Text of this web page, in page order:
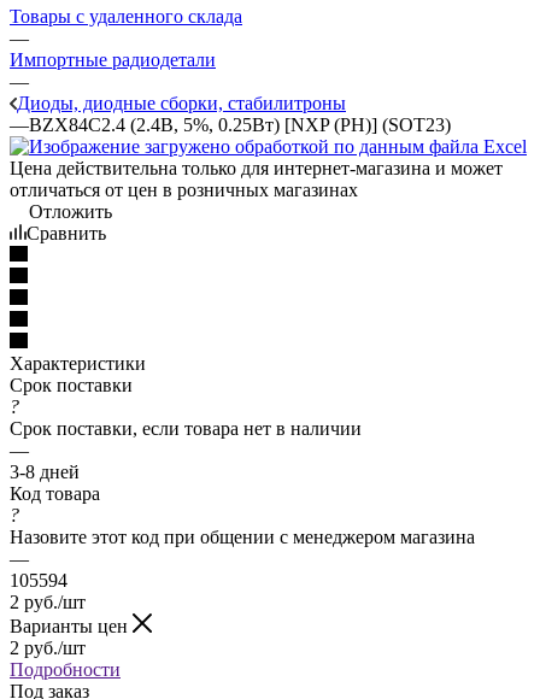
Товары с удаленного склада
—
Импортные радиодетали
—
Диоды, диодные сборки, стабилитроны
—BZX84C2.4 (2.4В, 5%, 0.25Вт) [NXP (PH)] (SOT23)
Цена действительна только для интернет-магазина и может
отличаться от цен в розничных магазинах
Отложить
Сравнить
Характеристики
Срок поставки
?
Срок поставки, если товара нет в наличии
—
3-8 дней
Код товара
?
Назовите этот код при общении с менеджером магазина
—
105594
2 руб./шт
Варианты цен
2 руб./шт
Подробности
Под заказ